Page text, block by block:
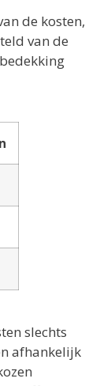
de kosten,
van de
slechts
afhankelijk